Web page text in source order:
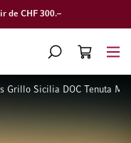
de CHF 300.–
CHERCHERPANIER
Grillo Sicilia DOC Tenuta
la galerie d’images